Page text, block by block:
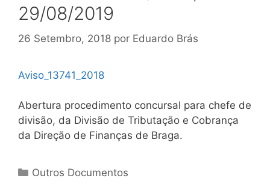
29/08/2019
26 Setembro, 2018 por Eduardo Brás
Aviso_13741_2018
Abertura procedimento concursal para chefe de
divisão, da Divisão de Tributação e Cobrança
da Direção de Finanças de Braga.
Categorias
Outros Documentos